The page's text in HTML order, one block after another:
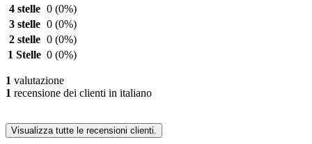
4 stelle 0 (0%)
3 stelle 0 (0%)
2 stelle 0 (0%)
1 Stelle 0 (0%)
1 valutazione
1 recensione dei clienti in italiano
Visualizza tutte le recensioni clienti.